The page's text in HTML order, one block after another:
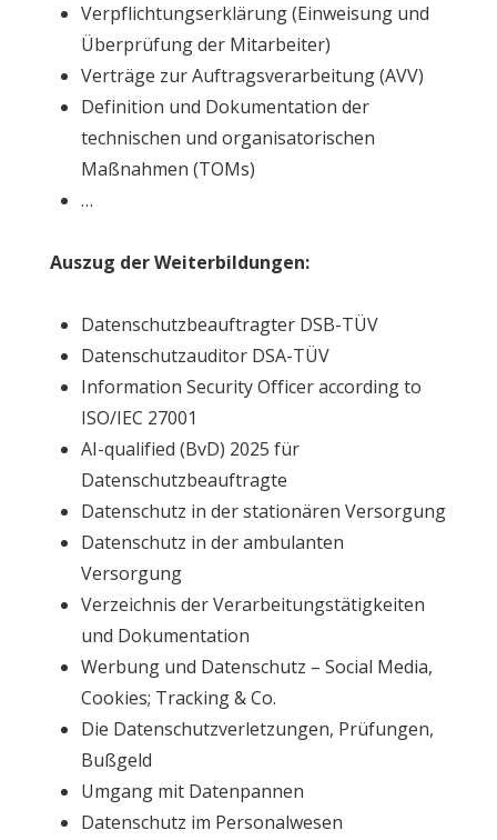
Verpflichtungserklärung (Einweisung und
Überprüfung der Mitarbeiter)
Verträge zur Auftragsverarbeitung (AVV)
Definition und Dokumentation der
technischen und organisatorischen
Maßnahmen (TOMs)
…
Auszug der Weiterbildungen:
Datenschutzbeauftragter DSB-TÜV
Datenschutzauditor DSA-TÜV
Information Security Officer according to
ISO/IEC 27001
AI-qualified (BvD) 2025 für
Datenschutzbeauftragte
Datenschutz in der stationären Versorgung
Datenschutz in der ambulanten
Versorgung
Verzeichnis der Verarbeitungstätigkeiten
und Dokumentation
Werbung und Datenschutz – Social Media,
Cookies; Tracking & Co.
Die Datenschutzverletzungen, Prüfungen,
Bußgeld
Umgang mit Datenpannen
Datenschutz im Personalwesen